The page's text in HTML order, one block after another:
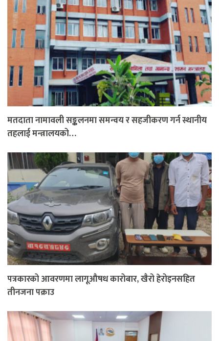
मतदाता नामावली सङ्कलनमा समन्वय र सहजीकरण गर्न स्थानीय
तहलाई मन्त्रालयको…
पत्रकारको आवरणमा लागूऔषध कारोबार, खैरो हेरोइनसहित
तीनजना पक्राउ